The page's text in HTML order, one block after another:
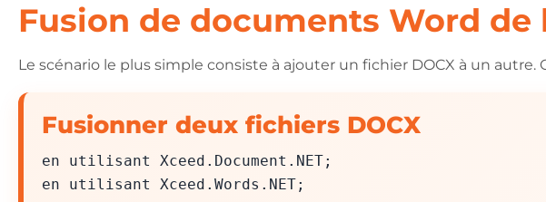
Fusion de documents Word
Le scénario le plus simple consiste à ajouter un fichier DOCX à un
Fusionner deux fichiers DOCX
en utilisant Xceed.Document.NET;
en utilisant Xceed.Words.NET;